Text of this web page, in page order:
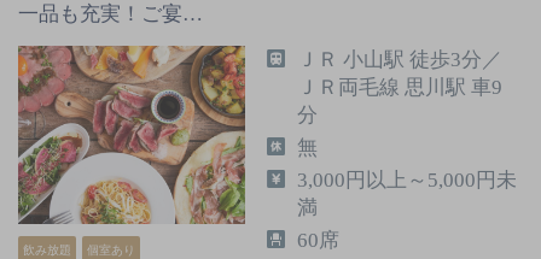
一品も充実！ご宴…
飲み放題 個室あり
ＪＲ 小山駅 徒歩3分／
ＪＲ両毛線 思川駅 車9
分
無
3,000円以上～5,000円未
満
60席